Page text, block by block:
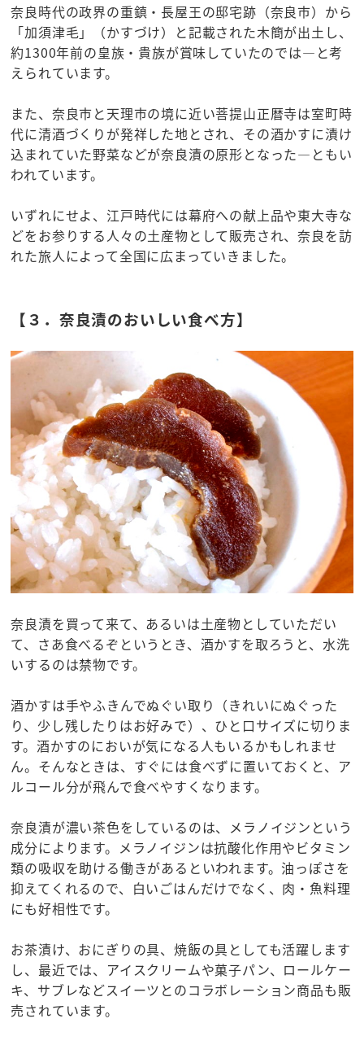
奈良時代の政界の重鎮・長屋王の邸宅跡（奈良市）から
「加須津毛」（かすづけ）と記載された木簡が出土し、
約1300年前の皇族・貴族が賞味していたのでは―と考
えられています。
また、奈良市と天理市の境に近い菩提山正暦寺は室町時
代に清酒づくりが発祥した地とされ、その酒かすに漬け
込まれていた野菜などが奈良漬の原形となった―ともい
われています。
いずれにせよ、江戸時代には幕府への献上品や東大寺な
どをお参りする人々の土産物として販売され、奈良を訪
れた旅人によって全国に広まっていきました。
【３．奈良漬のおいしい食べ方】
奈良漬を買って来て、あるいは土産物としていただい
て、さあ食べるぞというとき、酒かすを取ろうと、水洗
いするのは禁物です。
酒かすは手やふきんでぬぐい取り（きれいにぬぐった
り、少し残したりはお好みで）、ひと口サイズに切りま
す。酒かすのにおいが気になる人もいるかもしれませ
ん。そんなときは、すぐには食べずに置いておくと、ア
ルコール分が飛んで食べやすくなります。
奈良漬が濃い茶色をしているのは、メラノイジンという
成分によります。メラノイジンは抗酸化作用やビタミン
類の吸収を助ける働きがあるといわれます。油っぽさを
抑えてくれるので、白いごはんだけでなく、肉・魚料理
にも好相性です。
お茶漬け、おにぎりの具、焼飯の具としても活躍します
し、最近では、アイスクリームや菓子パン、ロールケー
キ、サブレなどスイーツとのコラボレーション商品も販
売されています。